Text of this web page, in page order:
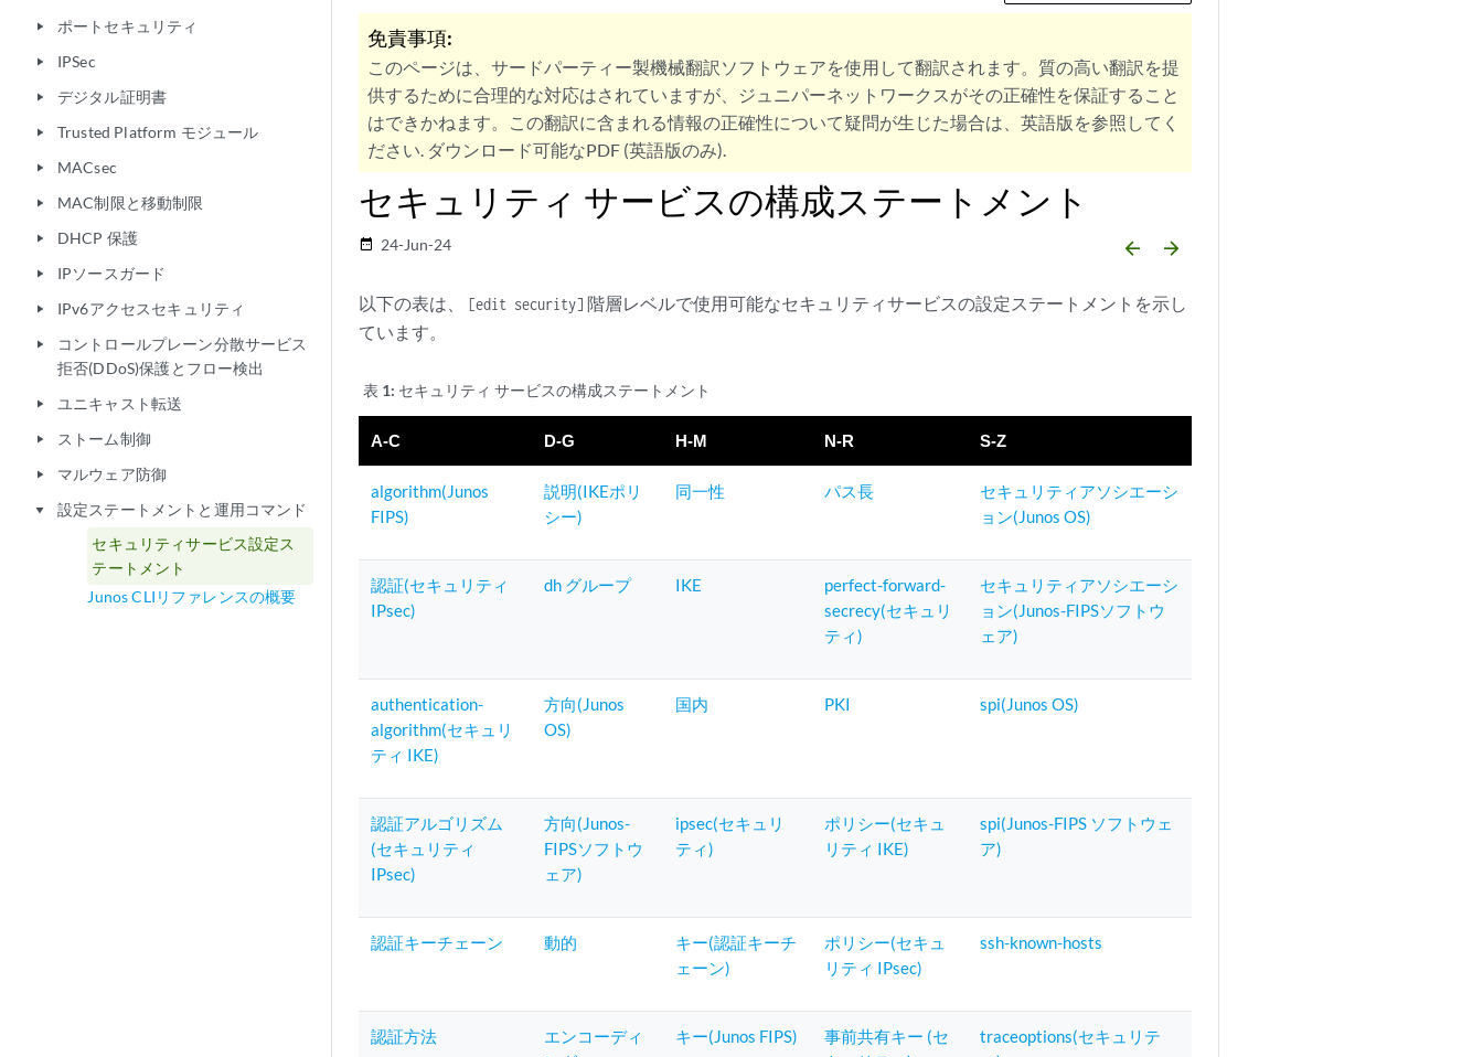
play_arrow ポートセキュリティ
play_arrow IPSec
play_arrow デジタル証明書
play_arrow Trusted Platform モジュール
play_arrow MACsec
play_arrow MAC制限と移動制限
play_arrow DHCP 保護
play_arrow IPソースガード
play_arrow IPv6アクセスセキュリティ
play_arrow
コントロールプレーン分散サービス
拒否(DDoS)保護とフロー検出
play_arrow ユニキャスト転送
play_arrow ストーム制御
play_arrow マルウェア防御
play_arrow
設定ステートメントと運用コマンド
セキュリティサービス設定ス
テートメント
Junos CLIリファレンスの概要
免責事項:
このページは、サードパーティー製機械翻訳ソフトウェアを使用して翻訳されます。質の高い翻訳を提
供するために合理的な対応はされていますが、ジュニパーネットワークスがその正確性を保証すること
はできかねます。この翻訳に含まれる情報の正確性について疑問が生じた場合は、英語版を参照してく
ださい. ダウンロード可能なPDF (英語版のみ).
セキュリティ サービスの構成ステートメント
date_range 24-Jun-24 arrow_backward arrow_forward
以下の表は、 [edit security] 階層レベルで使用可能なセキュリティサービスの設定ステートメントを示し
ています。
表 1: セキュリティ サービスの構成ステートメント
A-C D-G H-M N-R S-Z
algorithm(Junos
FIPS)
説明(IKEポリ
シー)
同一性 パス長
セキュリティアソシエーシ
ョン(Junos OS)
認証(セキュリティ
IPsec)
dh グループ IKE
perfect-forward-
secrecy(セキュリ
ティ)
セキュリティアソシエーシ
ョン(Junos-FIPSソフトウ
ェア)
authentication-
algorithm(セキュリ
ティ IKE)
方向(Junos
OS)
国内 PKI spi(Junos OS)
認証アルゴリズム
(セキュリティ
IPsec)
方向(Junos-
FIPSソフトウ
ェア)
ipsec(セキュリ
ティ)
ポリシー(セキュ
リティ IKE)
spi(Junos-FIPS ソフトウェ
ア)
認証キーチェーン 動的
キー(認証キーチ
ェーン)
ポリシー(セキュ
リティ IPsec)
ssh-known-hosts
認証方法
エンコーディ
キー(Junos FIPS)
事前共有キー (セ
traceoptions(セキュリテ